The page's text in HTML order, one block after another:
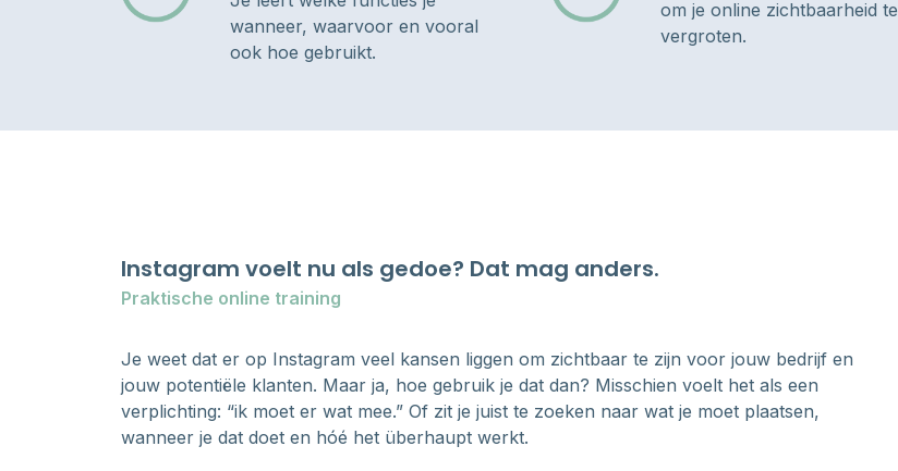
wanneer, waarvoor en vooral
ook hoe gebruikt.
om je online zichtbaarheid te
vergroten.
Instagram voelt nu als gedoe? Dat mag anders.
Praktische online training
Je weet dat er op Instagram veel kansen liggen om zichtbaar te zijn voor jouw bedrijf en
jouw potentiële klanten. Maar ja, hoe gebruik je dat dan? Misschien voelt het als een
verplichting: “ik moet er wat mee.” Of zit je juist te zoeken naar wat je moet plaatsen,
wanneer je dat doet en hóé het überhaupt werkt.